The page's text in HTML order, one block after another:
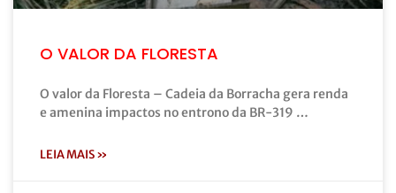
O VALOR DA FLORESTA
O valor da Floresta – Cadeia da Borracha gera renda
e amenina impactos no entrono da BR-319 …
LEIA MAIS »